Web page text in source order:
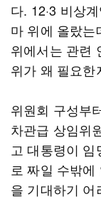
다. 12·3 비상
마 위에 올랐는
위에서는 관련
위가 왜 필요한
위원회 구성부
차관급 상임위
고 대통령이
로 짜일 수밖
을 기대하기